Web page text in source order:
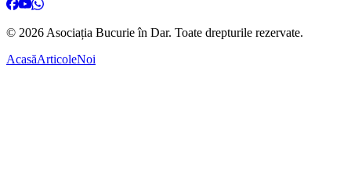
© 2026 Asociația Bucurie în Dar. Toate drepturile rezervate.
AcasăArticoleNoi